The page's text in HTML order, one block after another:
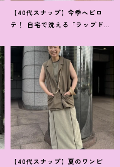
【40代スナップ】今季ヘビロ
テ ！
自宅で洗える「ラップドレ
乃婦さん
【40代スナップ】夏のワンピ